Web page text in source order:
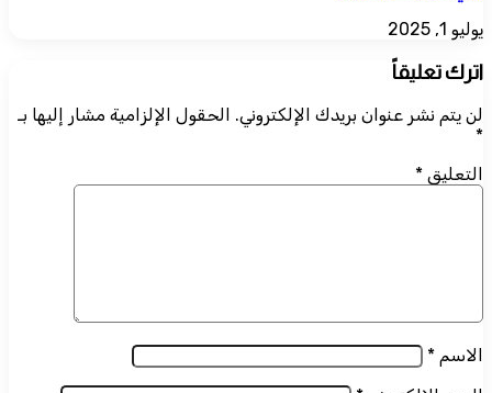
يوليو 1, 2025
اترك تعليقاً
لن يتم نشر عنوان بريدك الإلكتروني. الحقول الإلزامية مشار إليها بـ
*
التعليق *
الاسم *